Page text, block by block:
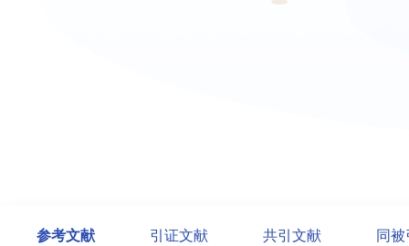
参考文献 引证文献 共引文献 同